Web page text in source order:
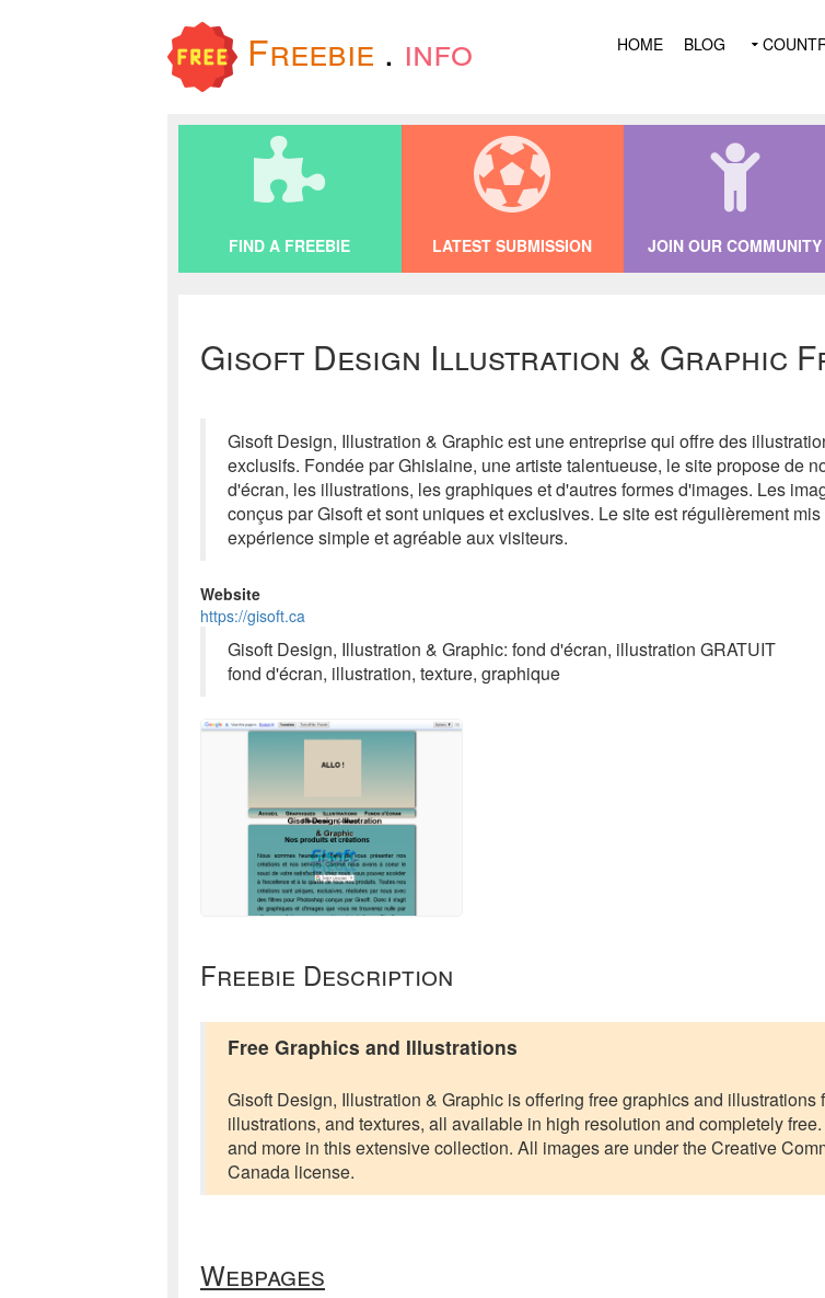
Freebie . info HOME BLOG
FIND A FREEBIE LATEST SUBMISSION JOIN OUR COMMUNITY
Gisoft Design Illustration & Graphic
Gisoft Design, Illustration & Graphic est une entreprise qui offre des
exclusifs. Fondée par Ghislaine, une artiste talentueuse, le site propose de
d'écran, les illustrations, les graphiques et d'autres formes d'images. Les
conçus par Gisoft et sont uniques et exclusives. Le site est régulièrement
expérience simple et agréable aux visiteurs.
Website
https://gisoft.ca
Gisoft Design, Illustration & Graphic: fond d'écran, illustration GRATUIT
fond d'écran, illustration, texture, graphique
Freebie Description
Free Graphics and Illustrations
Gisoft Design, Illustration & Graphic is offering free graphics and
illustrations, and textures, all available in high resolution and completely
and more in this extensive collection. All images are under the Creative
Canada license.
Webpages